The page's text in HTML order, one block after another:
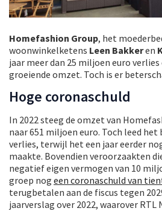
Homefashion Group, het
woonwinkelketens Leen Bakkeren
jaar meer dan 25 miljoen euro
groeiende omzet. Toch is er
Hoge coronaschuld
In 2022 steeg de omzet van
naar 651 miljoen euro. Toch leed
verlies, terwijl het een jaar eerder
maakte. Bovendien veroorzaakten
negatief eigen vermogen van 10
groep nog een coronaschuld van
terugbetalen aan de fiscus tegen
jaarverslag over 2022, waarover RTL